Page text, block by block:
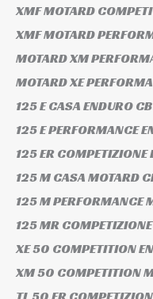
XMF MOTARD
XMF MOTARD
MOTARD XM
MOTARD XE
125 E CASA ENDURO
125 E PERFORMANCE
125 ER COMPETIZIONE
125 M CASA MOTARD
125 M PERFORMANCE
125 MR
XE 50 COMPETITION
XM 50 COMPETITION